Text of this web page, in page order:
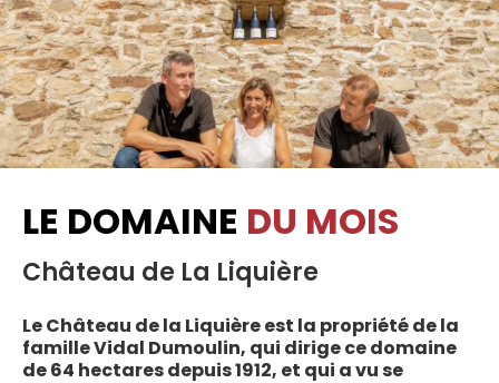
LE DOMAINE DU MOIS
Château de La Liquière
Le Château de la Liquière est la propriété de la
famille Vidal Dumoulin, qui dirige ce domaine
de 64 hectares depuis 1912, et qui a vu se